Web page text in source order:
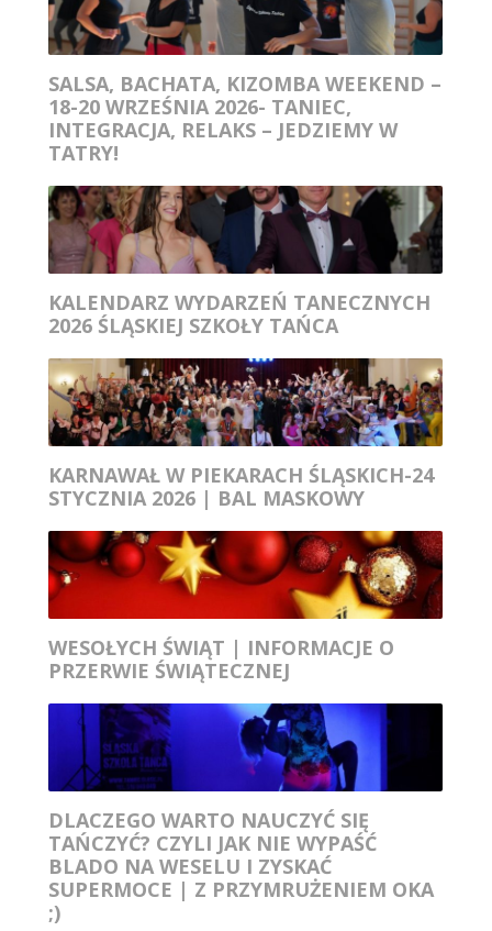
SALSA, BACHATA, KIZOMBA WEEKEND –
18-20 WRZEŚNIA 2026- TANIEC,
INTEGRACJA, RELAKS – JEDZIEMY W
TATRY!
KALENDARZ WYDARZEŃ TANECZNYCH
2026 ŚLĄSKIEJ SZKOŁY TAŃCA
KARNAWAŁ W PIEKARACH ŚLĄSKICH-24
STYCZNIA 2026 | BAL MASKOWY
WESOŁYCH ŚWIĄT | INFORMACJE O
PRZERWIE ŚWIĄTECZNEJ
DLACZEGO WARTO NAUCZYĆ SIĘ
TAŃCZYĆ? CZYLI JAK NIE WYPAŚĆ
BLADO NA WESELU I ZYSKAĆ
SUPERMOCE | Z PRZYMRUŻENIEM OKA
;)